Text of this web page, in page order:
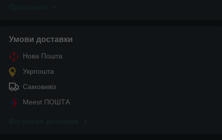
Умови доставки
Нова Пошта
Укрпошта
Самовивіз
Meest ПОШТА